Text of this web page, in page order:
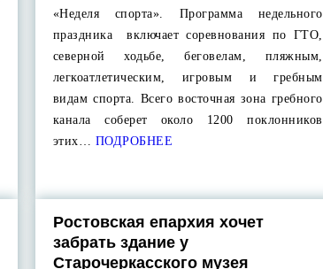
«Неделя спорта». Программа недельного
праздника включает соревнования по ГТО,
северной ходьбе, беговелам, пляжным,
легкоатлетическим, игровым и гребным
видам спорта. Всего восточная зона гребного
канала соберет около 1200 поклонников
этих… ПОДРОБНЕЕ
Ростовская епархия хочет
забрать здание у
Старочеркасского музея